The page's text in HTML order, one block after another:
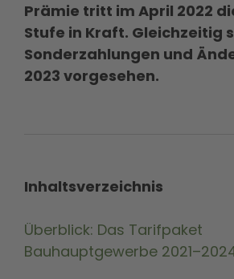
Prämie tritt im April 2022
Stufe in Kraft. Gleichzeitig
Sonderzahlungen und
2023 vorgesehen.
Inhaltsverzeichnis
Überblick: Das Tarifpaket
Bauhauptgewerbe